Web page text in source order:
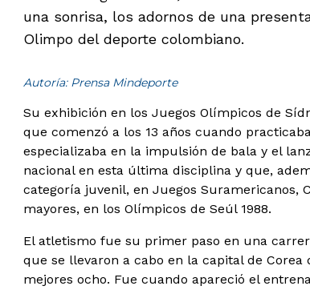
una sonrisa, los adornos de una
Olimpo del deporte colombiano.
Autoría: Prensa Mindeporte
Su exhibición en los Juegos Olímpicos de
que comenzó a los 13 años cuando
especializaba en la impulsión de bala y el
nacional en esta última disciplina y que,
categoría juvenil, en Juegos Suramericanos,
mayores, en los Olímpicos de Seúl 1988.
El atletismo fue su primer paso en una
que se llevaron a cabo en la capital de
mejores ocho. Fue cuando apareció el